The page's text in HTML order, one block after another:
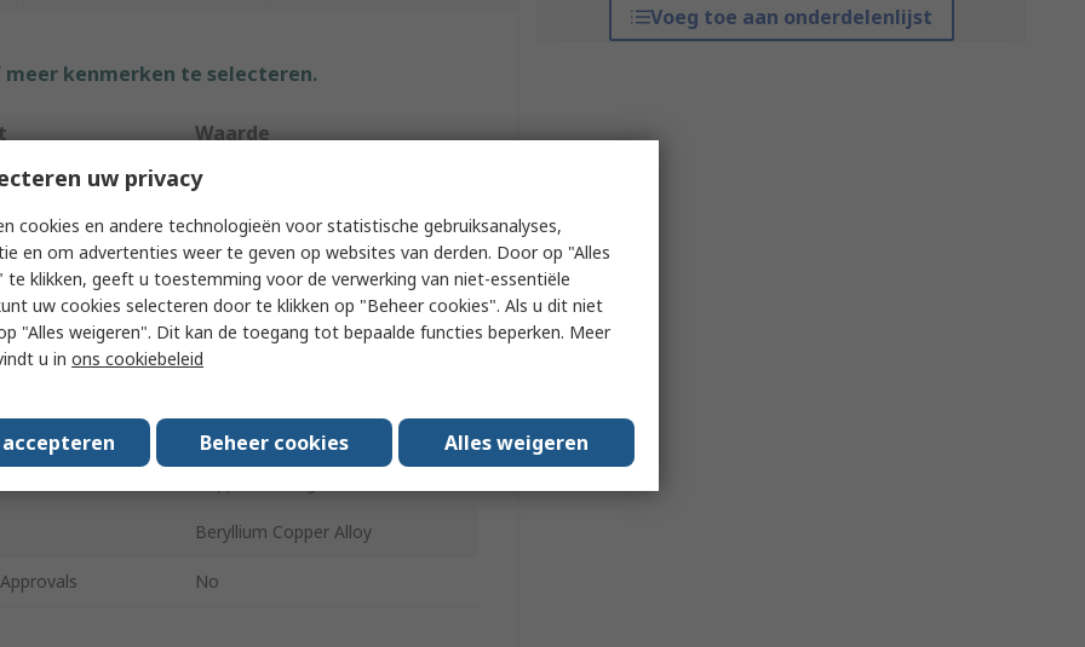
Voeg toe aan onderdelenlijst
kenmerken te selecteren.
Waarde
Facom
Socket Extension
12.7 mm
Extension Bar
200mm
Beryllium Copper Alloy
No
uw privacy
cookies en andere technologieën voor statistische gebruiksanalyses,
en om advertenties weer te geven op websites van derden. Door op "Alles
te klikken, geeft u toestemming voor de verwerking van niet-essentiële
uw cookies selecteren door te klikken op "Beheer cookies". Als u dit niet
"Alles weigeren". Dit kan de toegang tot bepaalde functies beperken. Meer
u in ons cookiebeleid
Beheer cookies Alles weigeren